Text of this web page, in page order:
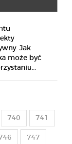
Jak
może być
740 741
747